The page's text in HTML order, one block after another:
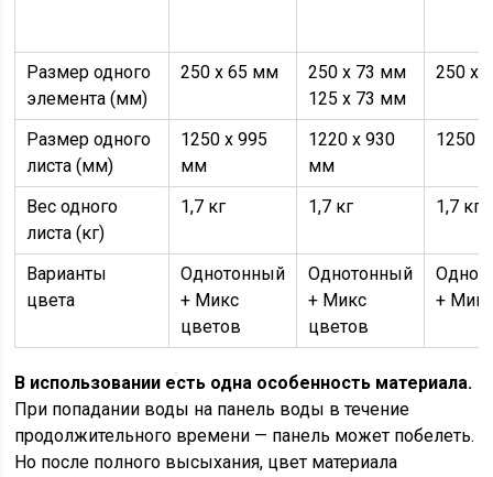
Размер одного
элемента (мм)
250 х 65 мм
250 х 73 мм
125 х 73 мм
250 х
Размер одного
листа (мм)
1250 х 995
мм
1220 х 930
мм
1250
Вес одного
листа (кг)
1,7 кг 1,7 кг 1,7 кг
Варианты
цвета
Однотонный
+ Микс
цветов
Однотонный
+ Микс
цветов
+
В использовании есть одна особенность материала.
При попадании воды на панель воды в течение
продолжительного времени — панель может побелеть.
Но после полного высыхания, цвет материала